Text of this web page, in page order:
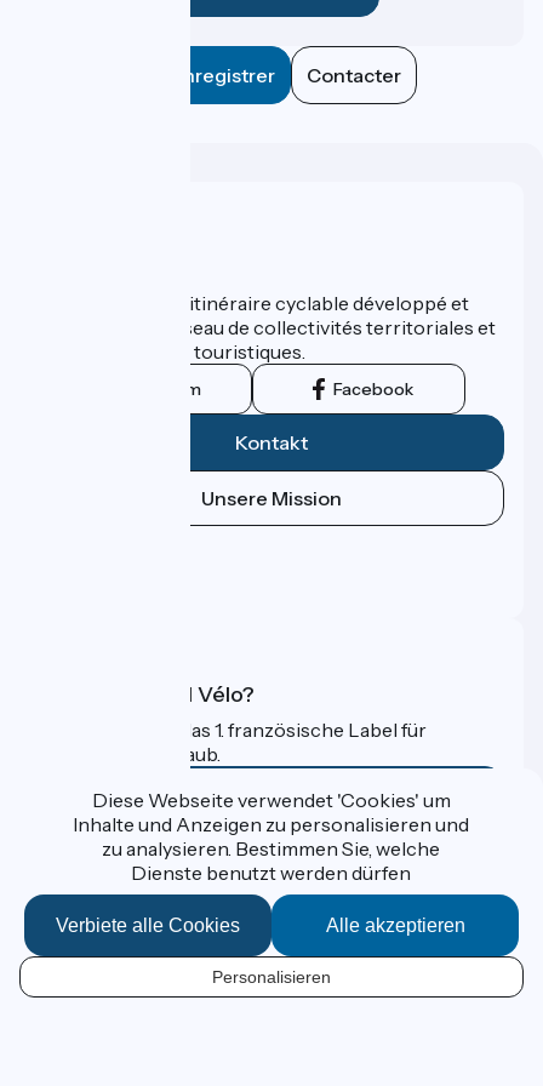
DE
Enregistrer Contacter
ViaRhôna est un itinéraire cyclable développé et
promu par un réseau de collectivités territoriales et
leurs institutions touristiques.
Instagram Facebook
Kontakt
Unsere Mission
Was ist Accueil Vélo?
Accueil Vélo ist das 1. französische Label für
Radfahrer im Urlaub.
Mehr erfahren
Gefördert im Rahmen von Destination France
Données personnelles
Espace Presse
Diese Webseite verwendet 'Cookies' um
Inhalte und Anzeigen zu personalisieren und
zu analysieren. Bestimmen Sie, welche
Dienste benutzt werden dürfen
Alle akzeptieren
Verbiete alle Cookies
Personalisieren